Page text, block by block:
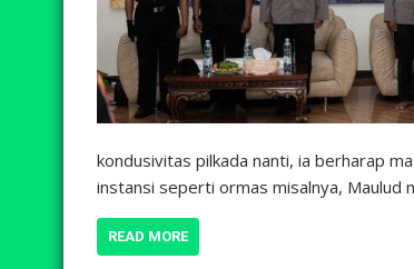
kondusivitas pilkada nanti, ia berharap
instansi seperti ormas misalnya, Maulud
READ MORE